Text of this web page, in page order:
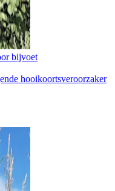
bijvoet
hooikoortsveroorzaker